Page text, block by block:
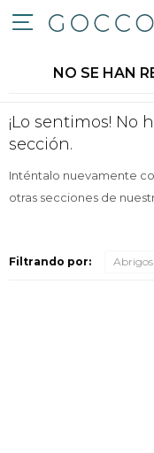

NO SE HAN
¡Lo sentimos! No
sección.
Inténtalo nuevamente
otras secciones de
Filtrando por: Abrigos